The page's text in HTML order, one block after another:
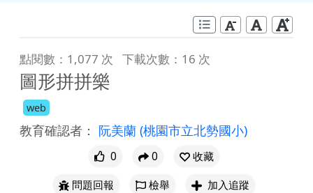
點閱數：1,077 次 下載次數：16 次
圖形拼拼樂
web
教育確認者： 阮美蘭 (桃園市立北勢國小)
0 0
收藏
問題回報
檢舉 加入追蹤